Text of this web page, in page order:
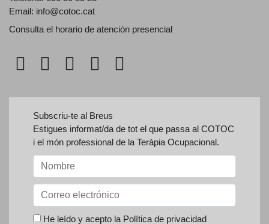
Email: info@cotoc.cat
Consulta el horario de atención presencial
Subscriu-te al Breus
Estigues informat/da de tot el que passa al COTOC
i el món professional de la Teràpia Ocupacional.
He leído y acepto la Política de privacidad